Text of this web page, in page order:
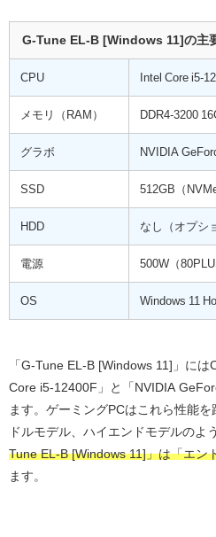
G-Tune EL-B [Windows 11]の主
CPU Intel Core i5-
メモリ（RAM） DDR4-3200
グラボ NVIDIA
SSD 512GB（NVMe
HDD なし（オプシ
電源 500W（
OS Windows 11
「G-Tune EL-B [Windows 11]」に
Core i5-12400F」と「NVIDIA
ます。ゲーミングPCはこれら性能
ドルモデル、ハイエンドモデルのよ
Tune EL-B [Windows 11]」は「エン
ます。